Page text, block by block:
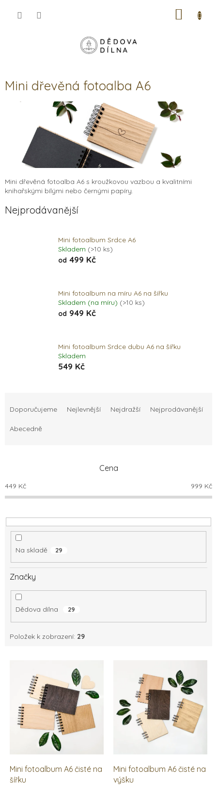
Mini dřevěná fotoalba A6
Mini dřevěná fotoalba A6 s kroužkovou vazbou a kvalitními
knihařskými bílými nebo černými papíry.
Nejprodávanější
Mini fotoalbum Srdce A6
Skladem (>10 ks)
od 499 Kč
Mini fotoalbum na míru A6 na šířku
Skladem (na míru) (>10 ks)
od 949 Kč
Mini fotoalbum Srdce dubu A6 na šířku
Skladem
549 Kč
o
d
k
t
Doporučujeme Nejlevnější Nejdražší Nejprodávanější
Abecedně
Cena
449 Kč 999 Kč
Na skladě 29
Značky
Dědova dílna 29
Položek k zobrazení: 29
Mini fotoalbum A6 čisté na
šířku
Mini fotoalbum A6 čisté na
výšku